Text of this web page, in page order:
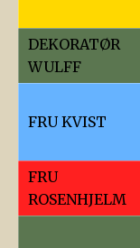
DEKORATØR
WULFF
FRU KVIST
FRU
ROSENHJELM